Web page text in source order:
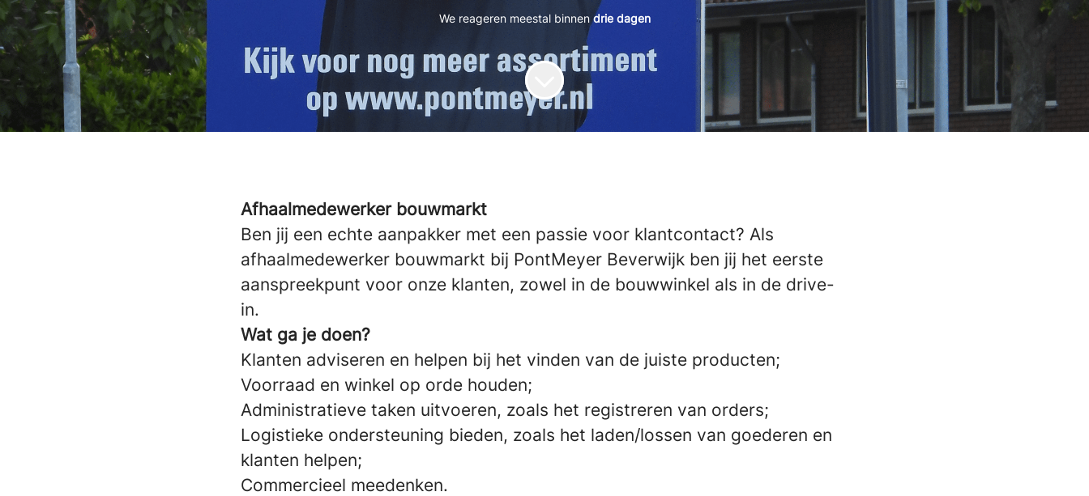
We reageren meestal binnendrie dagen
Afhaalmedewerker bouwmarkt
Ben jij een echte aanpakker met een passie voor klantcontact? Als
afhaalmedewerker bouwmarkt bij PontMeyer Beverwijk ben jij het eerste
aanspreekpunt voor onze klanten, zowel in de bouwwinkel als in de drive-
in.
Wat ga je doen?
Klanten adviseren en helpen bij het vinden van de juiste producten;
Voorraad en winkel op orde houden;
Administratieve taken uitvoeren, zoals het registreren van orders;
Logistieke ondersteuning bieden, zoals het laden/lossen van goederen en
klanten helpen;
Commercieel meedenken.